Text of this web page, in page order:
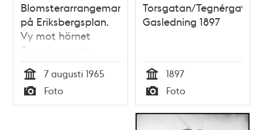
Blomsterarrangemang
på Eriksbergsplan.
Vy mot hörnet
Regeringsgatan-
Tegnérgatan
Tid
7 augusti 1965
Typ
Foto
Torsgatan/Tegnérgatan.
Gasledning 1897
Tid
1897
Typ
Foto